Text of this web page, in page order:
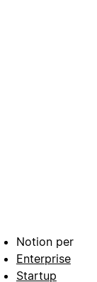
Notion per
Enterprise
Startup